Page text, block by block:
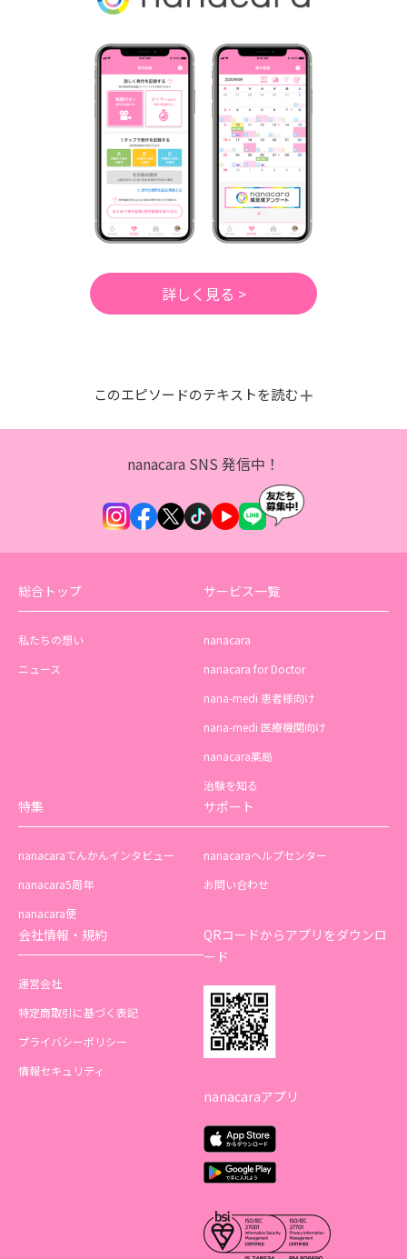
詳しく見る >
このエピソードのテキストを読む
nanacara SNS 発信中！
総合トップ
私たちの想い
ニュース
サービス一覧
nanacara
nanacara for Doctor
nana-medi 患者様向け
nana-medi 医療機関向け
nanacara薬局
治験を知る
特集
nanacaraてんかんインタビュー
nanacara5周年
nanacara便
サポート
nanacaraヘルプセンター
お問い合わせ
会社情報・規約
運営会社
特定商取引に基づく表記
プライバシーポリシー
情報セキュリティ
QRコードからアプリをダウンロ
ード
nanacaraアプリ